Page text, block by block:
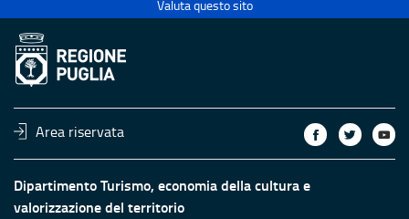
Valuta questo sito
Area riservata
Dipartimento Turismo, economia della cultura e
valorizzazione del territorio